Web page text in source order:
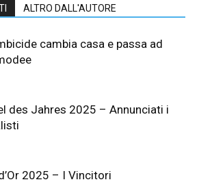
ALTRO DALL'AUTORE
cambia casa e passa ad
des Jahres 2025 – Annunciati i
2025 – I Vincitori